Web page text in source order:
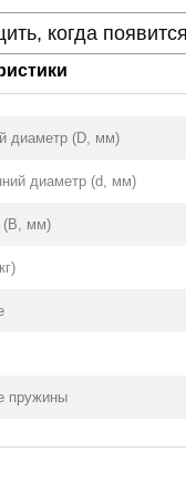
когда появится
диаметр (D, мм)
диаметр (d, мм)
(B, мм)
пружины